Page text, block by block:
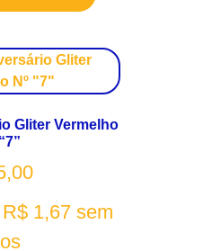
Gliter Vermelho
R$ 1,67 sem